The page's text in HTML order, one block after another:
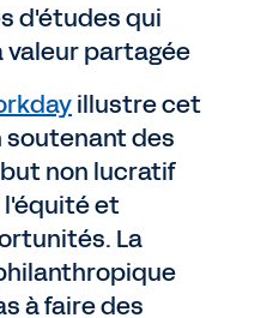
d'études qui
valeur partagée
illustre cet
soutenant des
non lucratif
et
La
à faire des